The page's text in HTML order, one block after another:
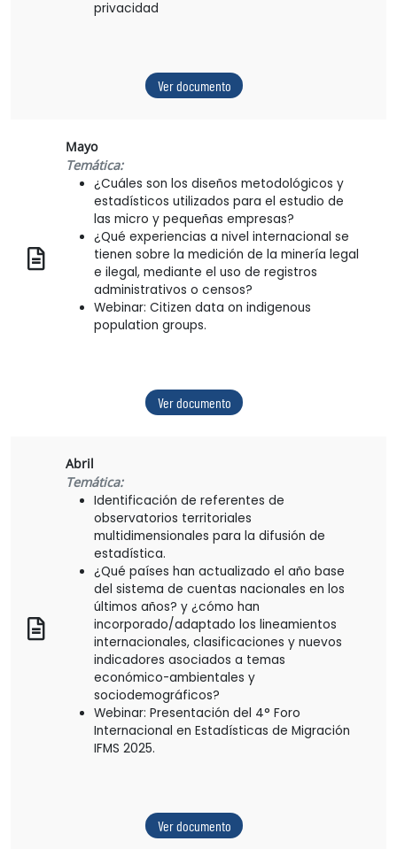
privacidad
Ver documento
Mayo
Temática:
¿Cuáles son los diseños metodológicos y
estadísticos utilizados para el estudio de
las micro y pequeñas empresas?
¿Qué experiencias a nivel internacional se
tienen sobre la medición de la minería legal
e ilegal, mediante el uso de registros
administrativos o censos?
Webinar: Citizen data on indigenous
population groups.
Ver documento
Abril
Temática:
Identificación de referentes de
observatorios territoriales
multidimensionales para la difusión de
estadística.
¿Qué países han actualizado el año base
del sistema de cuentas nacionales en los
últimos años? y ¿cómo han
incorporado/adaptado los lineamientos
internacionales, clasificaciones y nuevos
indicadores asociados a temas
económico-ambientales y
sociodemográficos?
Webinar: Presentación del 4° Foro
Internacional en Estadísticas de Migración
IFMS 2025.
Ver documento